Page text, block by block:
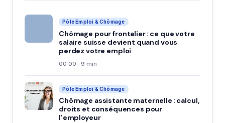
Pôle Emploi & Chômage
Chômage pour frontalier : ce que votre
salaire suisse devient quand vous
perdez votre emploi
00:00 · 9 min
Pôle Emploi & Chômage
Chômage assistante maternelle : calcul,
droits et conséquences pour
l’employeur